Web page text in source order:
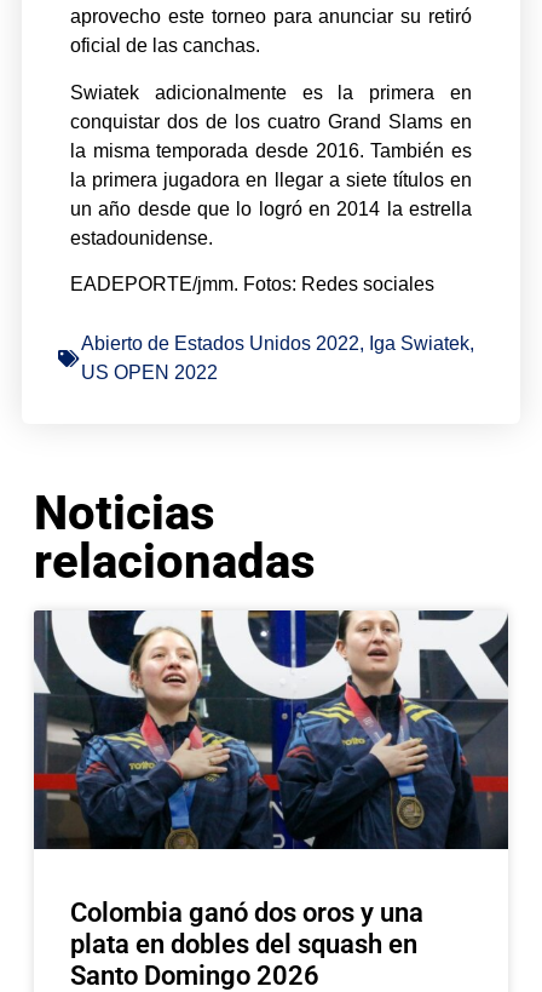
aprovecho este torneo para anunciar su retiró
oficial de las canchas.
Swiatek adicionalmente es la primera en
conquistar dos de los cuatro Grand Slams en
la misma temporada desde 2016. También es
la primera jugadora en llegar a siete títulos en
un año desde que lo logró en 2014 la estrella
estadounidense.
EADEPORTE/jmm. Fotos: Redes sociales
Abierto de Estados Unidos 2022, Iga Swiatek,
US OPEN 2022
Noticias
relacionadas
Colombia ganó dos oros y una
plata en dobles del squash en
Santo Domingo 2026